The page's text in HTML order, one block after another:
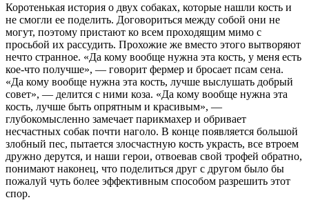
Коротенькая история о двух собаках, которые нашли кость и
не смогли ее поделить. Договориться между собой они не
могут, поэтому пристают ко всем проходящим мимо с
просьбой их рассудить. Прохожие же вместо этого вытворяют
нечто странное. «Да кому вообще нужна эта кость, у меня есть
кое-что получше», — говорит фермер и бросает псам сена.
«Да кому вообще нужна эта кость, лучше выслушать добрый
совет», — делится с ними коза. «Да кому вообще нужна эта
кость, лучше быть опрятным и красивым», —
глубокомысленно замечает парикмахер и обривает
несчастных собак почти наголо. В конце появляется большой
злобный пес, пытается злосчастную кость украсть, все втроем
дружно дерутся, и наши герои, отвоевав свой трофей обратно,
понимают наконец, что поделиться друг с другом было бы
пожалуй чуть более эффективным способом разрешить этот
спор.